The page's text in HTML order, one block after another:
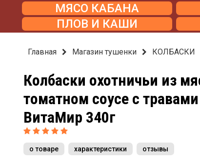
МЯСО КАБАНА
ПЛОВ И КАШИ
Главная Магазин тушенки КОЛБАСКИ
Колбаски охотничьи из
томатном соусе с
ВитаМир 340г
о товаре характеристики отзывы